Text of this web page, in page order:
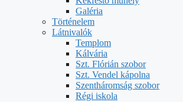
Galéria
Történelem
Látnivalók
Templom
Kálvária
Szt. Flórián szobor
Szt. Vendel kápolna
Szentháromság szobor
Régi iskola